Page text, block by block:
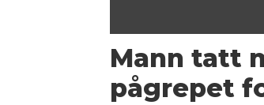
Mann tatt
pågrepet